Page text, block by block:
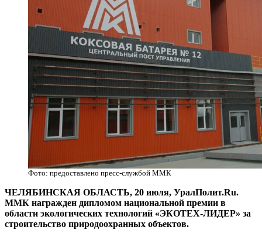
Фото: предоставлено пресс-службой ММК
ЧЕЛЯБИНСКАЯ ОБЛАСТЬ, 20 июля, УралПолит.Ru.
ММК награжден дипломом национальной премии в
области экологических технологий «ЭКОТЕХ-ЛИДЕР» за
строительство природоохранных объектов.